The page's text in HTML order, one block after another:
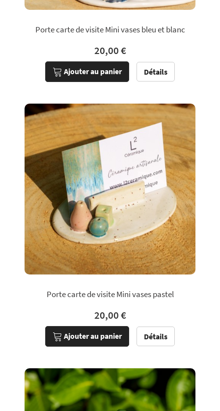
Porte carte de visite Mini vases bleu et blanc
20,00 €
Ajouter au panier Détails
Porte carte de visite Mini vases pastel
20,00 €
Ajouter au panier Détails